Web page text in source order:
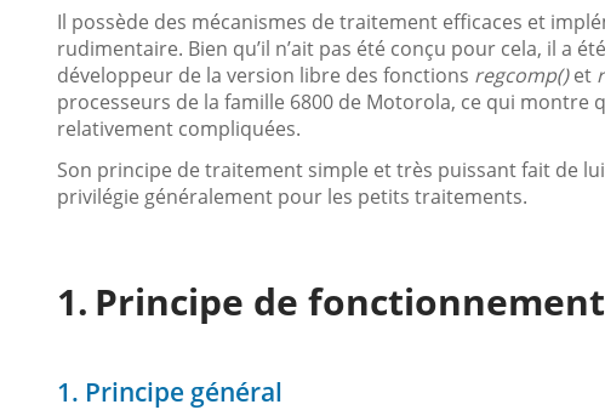
Il possède des mécanismes de traitement efficaces et
rudimentaire. Bien qu’il n’ait pas été conçu pour cela, il a
développeur de la version libre des fonctions regcomp()et
processeurs de la famille 6800 de Motorola, ce qui montre
relativement compliquées.
Son principe de traitement simple et très puissant fait de
privilégie généralement pour les petits traitements.
Principe de fonctionnement
1. Principe général